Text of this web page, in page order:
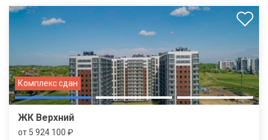
Комплекс сдан
ЖК Верхний
от 5 924 100 ₽